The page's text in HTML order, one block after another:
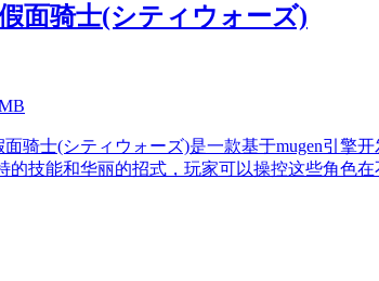
面骑士(シティウォーズ)
面骑士(シティウォーズ)是一款基于mugen引擎
的技能和华丽的招式，玩家可以操控这些角色